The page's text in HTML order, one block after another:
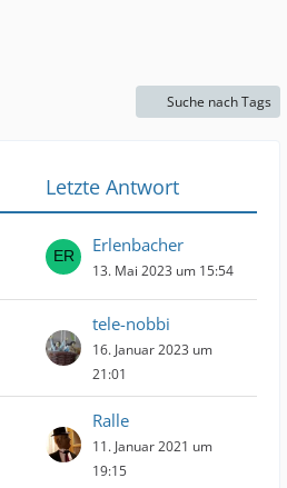
Suche nach Tags
Letzte Antwort
Erlenbacher
13. Mai 2023 um 15:54
tele-nobbi
16. Januar 2023 um
21:01
Ralle
11. Januar 2021 um
19:15